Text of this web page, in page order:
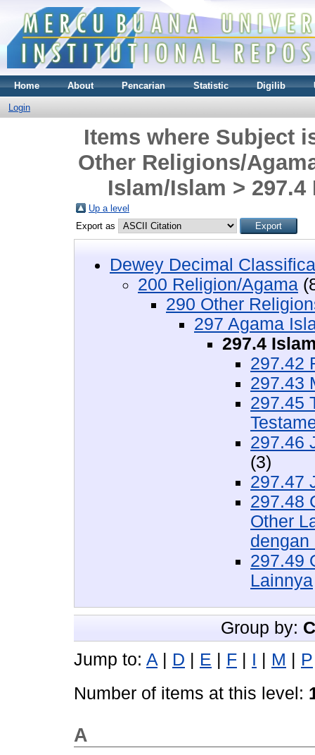
Home About Pencarian Statistic Digilib
Login
Items where Subject
Other Religions/
Islam/Islam >
Up a level
Export as
Dewey Decimal
200 Religion/Agama
290 Other
297 Agama
297.4
297.42
297.43
297.45
297.46
(3)
297.47
297.48
Other
dengan
297.49
Lainnya
Group by:
Jump to: A D E F I M P
Number of items at this level:
A